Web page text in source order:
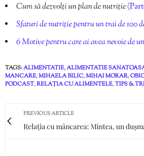
Cum să dezvolți un plan de nutriție(
Sfaturi de nutriție pentru un trai de 100
6 Motive pentru care ai avea nevoie de
TAGS:ALIMENTATIE,ALIMENTATIE
MANCARE,MIHAELA BILIC,MIHAI MORAR,
PODCAST,RELAȚIA CU ALIMENTELE,TIPS &
PREVIOUS ARTICLE
Relația cu mâncarea: Mintea, un